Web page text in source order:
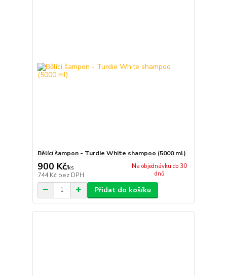
Bělící šampon - Turdie White shampoo (5000 ml)
900 Kč/ks
744 Kč bez DPH
Na objednávku do 30
dnů
Přidat do košíku